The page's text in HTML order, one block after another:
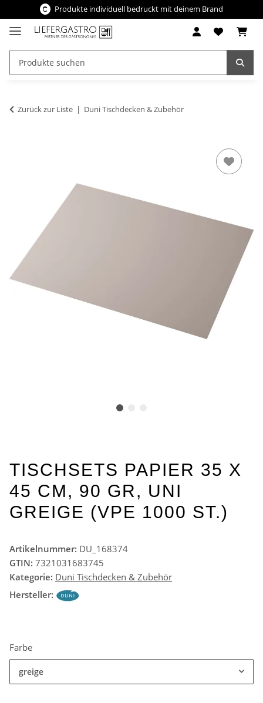
Produkte individuell bedruckt mit deinem Brand
Zurück zur Liste Duni Tischdecken & Zubehör
TISCHSETS PAPIER 35 X
45 CM, 90 GR, UNI
GREIGE (VPE 1000 ST.)
Artikelnummer: DU_168374
GTIN: 7321031683745
Kategorie: Duni Tischdecken & Zubehör
Hersteller:
Farbe
greige